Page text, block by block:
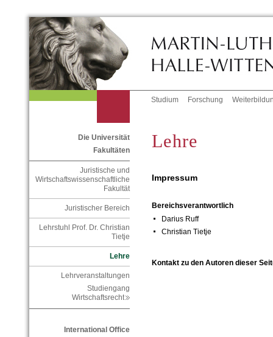
Studium Forschung
Die Universität
Fakultäten
Juristische und
Wirtschaftswissenschaftliche
Fakultät
Juristischer Bereich
Lehrstuhl Prof. Dr. Christian
Tietje
Lehre
Lehrveranstaltungen
Studiengang
Wirtschaftsrecht
International Office
Lehre
Impressum
Bereichsverantwortlich
Darius Ruff
Christian Tietje
Kontakt zu den Autoren dieser